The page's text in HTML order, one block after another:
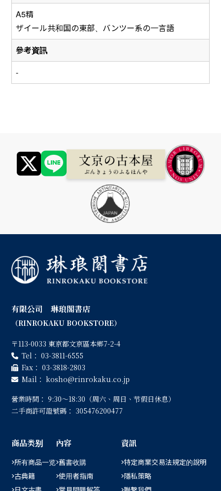
A5精
ザイール共和国の東部、バンツー系の一言語
參考資訊
-
有限公司 琳琅閣書店
（RINROKAKU BOOKSTORE）
〒113-0033 東京都文京區本鄉7-2-4
Tel： 03-3811-6555
Fax： 03-3818-2803
Mail： kosho
rinrokaku.co.jp
營業時間： 9:30〜18:30（周六、周日、节假日休息）
二手商許可證號碼： 305476200477
商品类别
所有商品一览
古典籍
內容
舊書收購
使用者指南
資訊
特定商業交易法規定的說明
隱私策略